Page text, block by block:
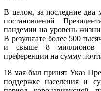
В целом, за последние два
постановлений
пандемии на уровень
В результате более 500
и свыше 8 миллионов
преференции на сумму
18 мая был принят Указ
поддержке населения и